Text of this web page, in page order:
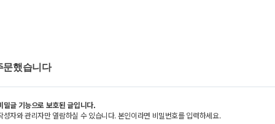
문했습니다
밀글 기능으로 보호된 글입니다.
성자와 관리자만 열람하실 수 있습니다. 본인이라면 비밀번호를 입력하세요.